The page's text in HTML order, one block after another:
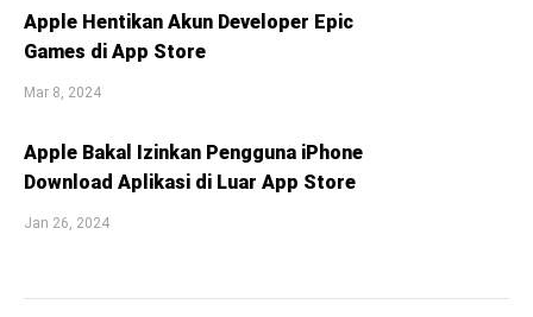
Apple Hentikan Akun Developer Epic
Games di App Store
Mar 8, 2024
Apple Bakal Izinkan Pengguna iPhone
Download Aplikasi di Luar App Store
Jan 26, 2024